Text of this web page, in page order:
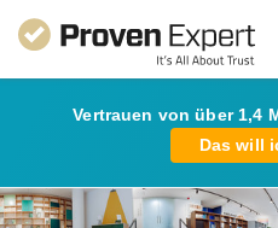
Vertrauen von über 1,4
Das will